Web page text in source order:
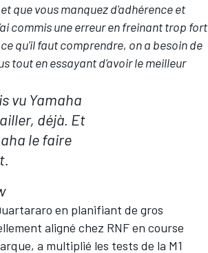
que vous manquez d'adhérence et
commis une erreur en freinant trop fort
ce qu'il faut comprendre, on a besoin de
tout en essayant d'avoir le meilleur
vu Yamaha
déjà. Et
le faire
en planifiant de gros
aligné chez RNF en course
a multiplié les tests de la M1